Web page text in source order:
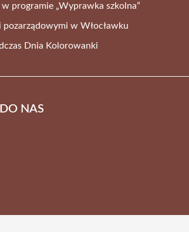
programie „Wyprawka szkolna”
w Włocławku
Dnia Kolorowanki
NAS